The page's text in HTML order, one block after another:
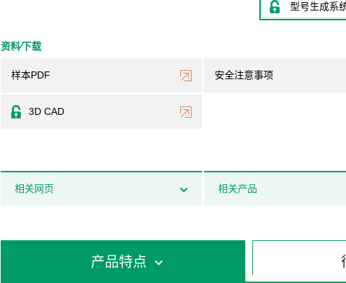
型号生成系
资料⁄下载
样本PDF 安全注意事项
3D CAD
相关网页 相关产品
产品特点